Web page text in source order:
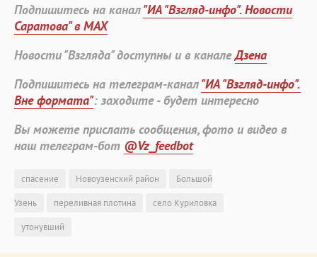
Подпишитесь на канал"ИА "Взгляд-инфо". Новости
Саратова" в MAX
Новости "Взгляда" доступны и в каналеДзена
Подпишитесь на телеграм-канал"ИА "Взгляд-инфо".
Вне формата": заходите - будет интересно
Вы можете прислать сообщения, фото и видео в
наш телеграм-бот @Vz_feedbot
спасение Новоузенский район
Большой
Узень
переливная плотина
село Куриловка
утонувший